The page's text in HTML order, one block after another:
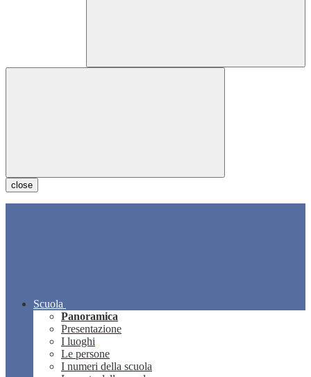
close
Scuola
Panoramica
Presentazione
I luoghi
Le persone
I numeri della scuola